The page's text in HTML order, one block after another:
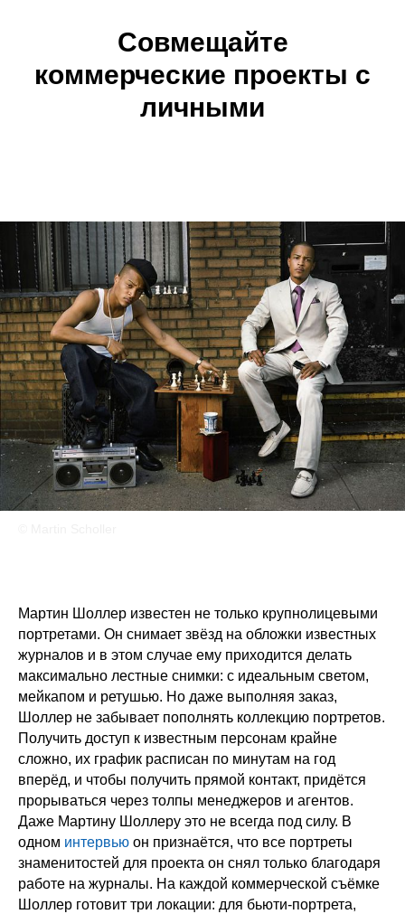
Совмещайте
коммерческие проекты с
личными
Мартин Шоллер известен не только крупнолицевыми
портретами. Он снимает звёзд на обложки известных
журналов и в этом случае ему приходится делать
максимально лестные снимки: с идеальным светом,
мейкапом и ретушью. Но даже выполняя заказ,
Шоллер не забывает пополнять коллекцию портретов.
Получить доступ к известным персонам крайне
сложно, их график расписан по минутам на год
вперёд, и чтобы получить прямой контакт, придётся
прорываться через толпы менеджеров и агентов.
Даже Мартину Шоллеру это не всегда под силу. В
одном интервью он признаётся, что все портреты
знаменитостей для проекта он снял только благодаря
работе на журналы. На каждой коммерческой съёмке
Шоллер готовит три локации: для бьюти-портрета,